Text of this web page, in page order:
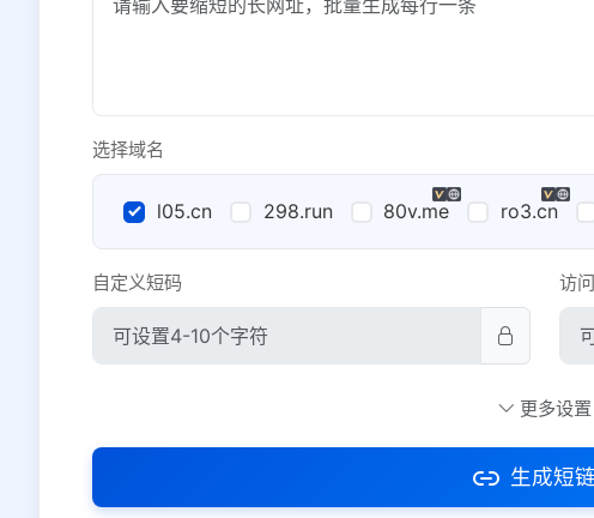
选择域名
l05.cn 298.run 80v.me ro3.cn
自定义短码 访
社交平台 电商平台
选择防红平台类型，避免链接被拦截
平台
更多设置
生成短